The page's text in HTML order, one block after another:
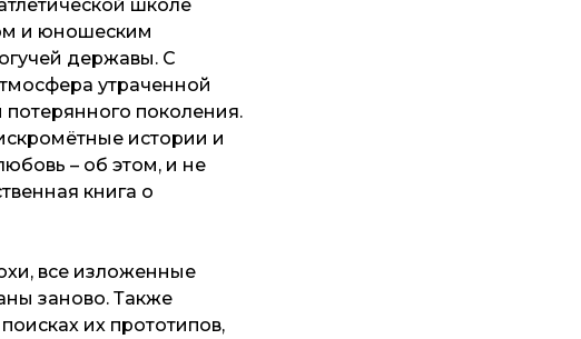
школе
и юношеским
державы. С
утраченной
потерянного поколения.
истории и
– об этом, и не
книга о
все изложенные
заново. Также
их прототипов,